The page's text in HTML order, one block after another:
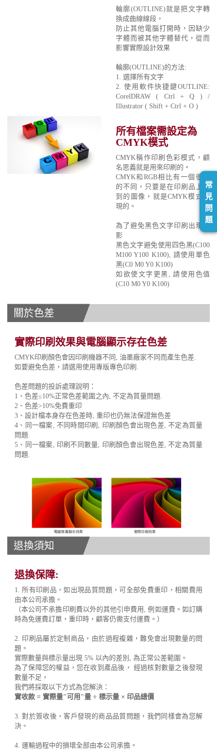
輪廓(OUTLINE)就是把文字轉
換成曲線線段，
防止其他電腦打開時，因缺少
字體而被其他字體替代，從而
影響實際設計效果
輪廓(OUTLINE)的方法:
1. 選擇所有文字
2. 使用軟件快捷鍵OUTLINE:
CorelDRAW ( Ctrl + Q ) /
Illustrator ( Shift + Ctrl + O )
所有檔案需設定為
CMYK模式
CMYK稱作印刷色彩模式，顧
名思義就是用來印刷的。
CMYK和RGB相比有一個很大
的不同，只要是在印刷品上看
到的圖像，就是CMYK模式表
現的。
為了避免黑色文字印刷出現重
影
黑色文字避免使用四色黑(C100
M100 Y100 K100), 請使用單色
黑(C0 M0 Y0 K100)
如欲使文字更黑, 請使用色值
(C10 M0 Y0 K100)
關於色差
實際印刷效果與電腦顯示存在色差
CMYK印刷顏色會因印刷機器不同, 油墨廠家不同而產生色差.
如要避免色差，請選用使用專版專色印刷.
色差問題的投訴處理說明：
1、色差≤10%正常色差範圍之內, 不定為質量問題.
2、色差>10%免費重印
3、設計檔本身存在色差時, 重印也仍無法保證無色差
4、同一檔案, 不同時間印刷, 印刷顏色會出現色差, 不定為質量
問題.
5、同一檔案, 印刷不同數量, 印刷顏色會出現色差, 不定為質量
問題.
退換須知
退換保障:
1. 所有印刷品，如出現品質問題，可全部免費重印，相關費用
由本公司承擔。
（本公司不承擔印刷費以外的其他引申費用, 例如運費。如訂購
時為免運費訂單，重印時，顧客仍需支付運費。）
2. 印刷品屬於定制商品，由於過程複雜，難免會出現數量的問
題。
實際數量與標示量出現 5% 以內的差別, 為正常公差範圍。
為了保障您的權益，您在收到產品後， 經過核對數量之後發現
數量不足，
我們將採取以下方式為您解決：
實收款 = 實際量"可用"量 ÷ 標示量 × 印品總價
3. 對於簽收後，客戶發現的商品品質問題，我們同樣會為您解
決。
4. 運輸過程中的損壞全部由本公司承擔。
常
見
問
題